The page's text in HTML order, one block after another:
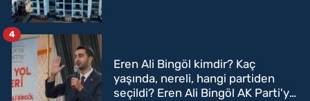
Eren Ali Bingöl kimdir? Kaç
yaşında, nereli, hangi partiden
seçildi? Eren Ali Bingöl AK Parti'ye
4